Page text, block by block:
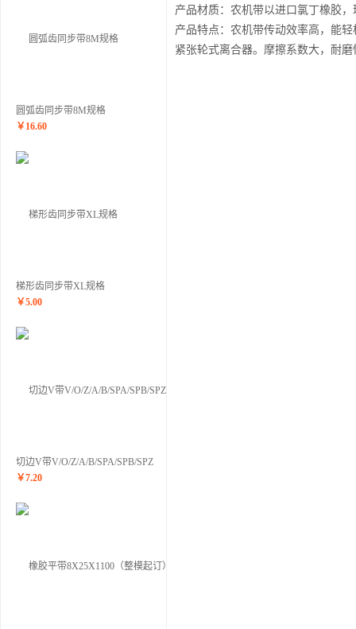
圆弧齿同步带8M规格
￥ 16.60
梯形齿同步带XL规格
￥5.00
切边V带V/O/Z/A/B/SPA/SPB/SPZ
￥7.20
产品材质：农机带以进口氯丁橡胶
产品特点：农机带传动效率高，能
紧张轮式离合器。摩擦系数大，耐